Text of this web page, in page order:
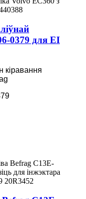
0379 для EI
кіравання